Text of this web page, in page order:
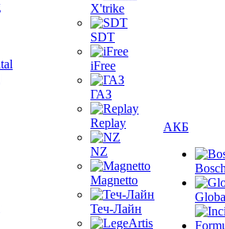
X'trike
SDT
iFree
ГАЗ
Replay
NZ
Magnetto
Теч-Лайн
АКБ